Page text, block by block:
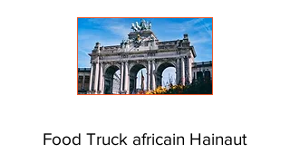
Food Truck africain Hainaut